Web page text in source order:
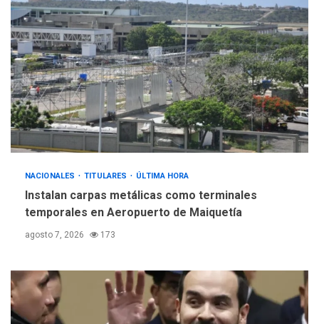
4
ÚLTIMA HORA
Gobierno y AN2015 en
nueva mesa de diálogo
INTERNACIONALES ÚLTIMA HORA
Hiroshima 81 años de la
debacle atómica. Japón
debate principios no
nucleares
NACIONALES TITULARES ÚLTIMA HORA
Instalan carpas metálicas como terminales
temporales en Aeropuerto de Maiquetía
agosto 7, 2026 173